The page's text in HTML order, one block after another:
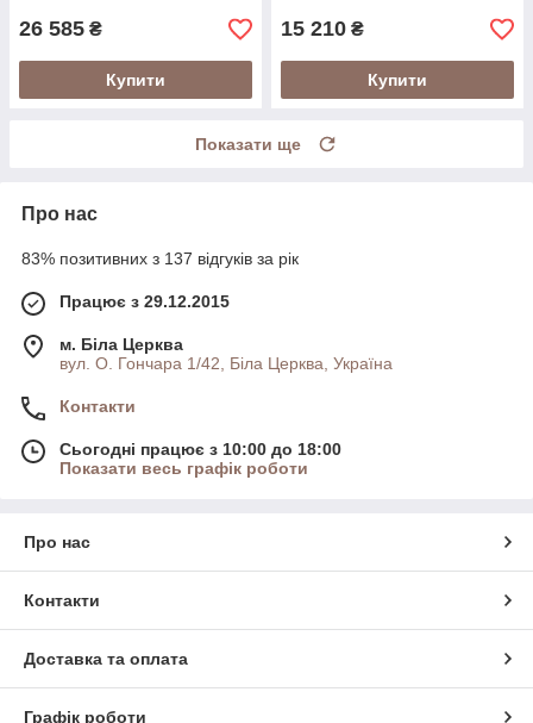
26 585 ₴
Купити
15 210 ₴
Купити
Показати ще
Про нас
83% позитивних з 137 відгуків за рік
Працює з 29.12.2015
м. Біла Церква
вул. О. Гончара 1/42, Біла Церква, Україна
Контакти
Сьогодні працює з 10:00 до 18:00
Показати весь графік роботи
Про нас
Контакти
Доставка та оплата
Графік роботи